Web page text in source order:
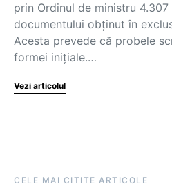
prin Ordinul de ministru
documentului obţinut în
Acesta prevede că probele
formei iniţiale.…
Vezi articolul
CELE MAI CITITE ARTICOLE